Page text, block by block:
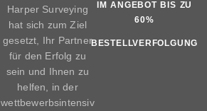
Harper Surveying
hat sich zum Ziel
gesetzt, Ihr Partner
für den Erfolg zu
sein und Ihnen zu
helfen, in der
wettbewerbsintensiv
IM ANGEBOT BIS ZU
60%
BESTELLVERFOLGUNG